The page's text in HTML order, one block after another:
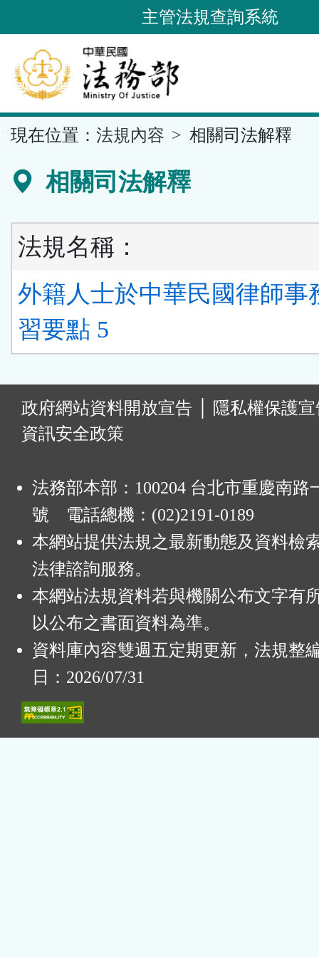
到
要
內
容
區
主管法規查詢系統
現在位置： 法規內容 相關司法解釋
相關司法解釋
法規名稱：
外籍人士於中華民國律師事
習要點 5
政府網站資料開放宣告
隱私權保護
資訊安全政策
法務部本部：100204 台北市重慶南路
號 電話總機：(02)2191-0189
本網站提供法規之最新動態及資料檢
法律諮詢服務。
本網站法規資料若與機關公布文字有
以公布之書面資料為準。
資料庫內容雙週五定期更新，法規整
日：2026/07/31